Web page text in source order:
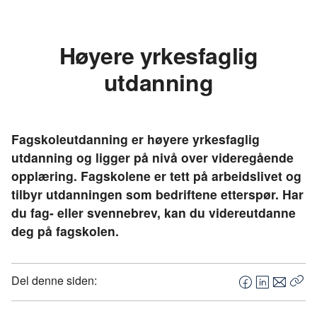
Høyere yrkesfaglig
utdanning
Fagskoleutdanning er høyere yrkesfaglig
utdanning og ligger på nivå over videregående
opplæring. Fagskolene er tett på arbeidslivet og
tilbyr utdanningen som bedriftene etterspør. Har
du fag- eller svennebrev, kan du videreutdanne
deg på fagskolen.
Del denne siden:
F
a
L
i
E
-